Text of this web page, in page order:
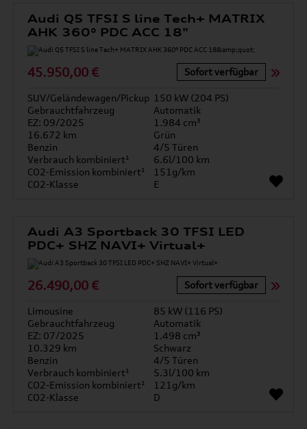
Audi Q5 TFSI S line Tech+ MATRIX
AHK 360° PDC ACC 18"
45.950,00 € Sofort verfügbar
SUV/Geländewagen/Pickup 150 kW (204 PS)
Gebrauchtfahrzeug
Automatik
EZ: 09/2025
1.984 cm³
16.672 km
Grün
Benzin
4/5 Türen
Verbrauch kombiniert¹
6.6l/100 km
CO2-Emission kombiniert¹
151g/km
CO2-Klasse
E
Audi A3 Sportback 30 TFSI LED
PDC+ SHZ NAVI+ Virtual+
26.490,00 € Sofort verfügbar
Limousine
85 kW (116 PS)
Gebrauchtfahrzeug
Automatik
EZ: 07/2025
1.498 cm³
10.329 km
Schwarz
Benzin
4/5 Türen
Verbrauch kombiniert¹
5.3l/100 km
CO2-Emission kombiniert¹
121g/km
CO2-Klasse
D